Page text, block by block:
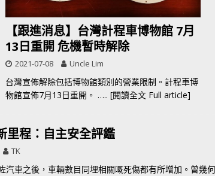
【跟進消息】台灣計程車博物館 7月
13日重開 危機暫時解除
2021-07-08 Uncle Lim
台灣宣佈解除包括博物館類別的營業限制。計程車博
物館宣佈7月13日重開。 ….. [閱讀全文 Full article]
里程：自主安全評鑑
TK
汽車之後，車輛數目同埋相關嘅死傷都有所增加。曾幾